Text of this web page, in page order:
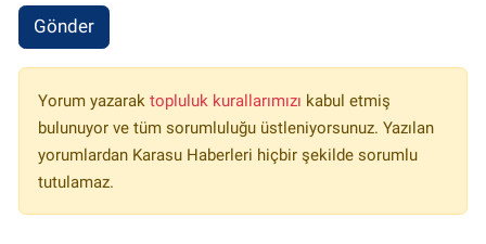
Gönder
Yorum yazarak topluluk kurallarımızı kabul etmiş
bulunuyor ve tüm sorumluluğu üstleniyorsunuz. Yazılan
yorumlardan Karasu Haberleri hiçbir şekilde sorumlu
tutulamaz.